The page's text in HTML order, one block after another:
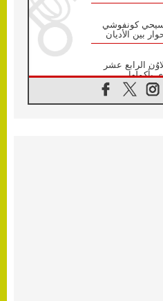
كونفوشي
بين الأديان
لاوُن الرابع عشر
بأكملها
للبابا لاوُن